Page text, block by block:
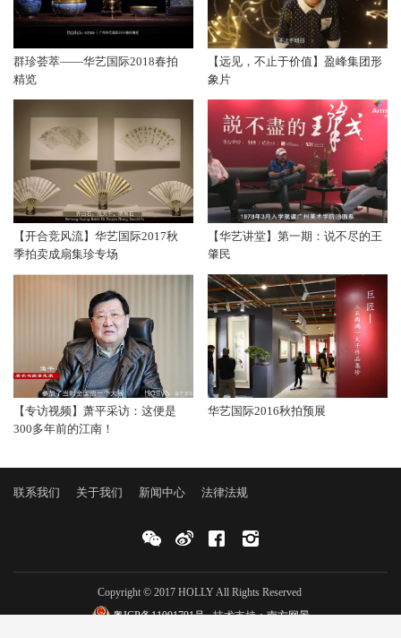
群珍荟萃——华艺国际2018春拍
精览
【远见，不止于价值】盈峰集团形
象片
【开合竞风流】华艺国际2017秋
季拍卖成扇集珍专场
【华艺讲堂】第一期：说不尽的王
肇民
【专访视频】萧平采访：这便是
300多年前的江南！
华艺国际2016秋拍预展
联系我们 关于我们 新闻中心 法律法规
Copyright © 2017 HOLLY All Rights Reserved
粤ICP备11001791号技术支持：南方网景